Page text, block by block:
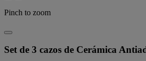
Pinch to zoom
Set de 3 cazos de Cerámica